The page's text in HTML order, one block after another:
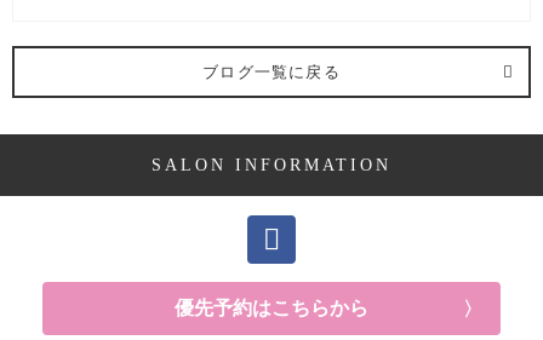
施術メニュー (1記事)
ブログ一覧に戻る
SALON INFORMATION
優先予約はこちらから